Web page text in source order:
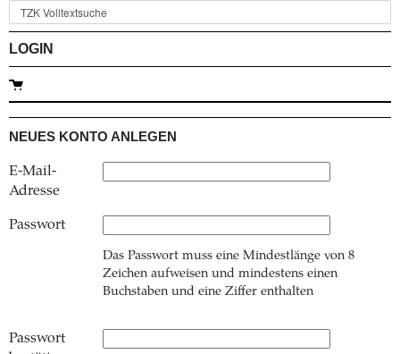
LOGIN
NEUES KONTO ANLEGEN
E-Mail-
Adresse
Passwort
Das Passwort muss eine Mindestlänge von 8
Zeichen aufweisen und mindestens einen
Buchstaben und eine Ziffer enthalten
Passwort